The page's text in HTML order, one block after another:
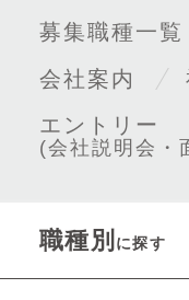
募集職種一覧
会社案内
エントリー
(会社説明会・
職種別 に探す